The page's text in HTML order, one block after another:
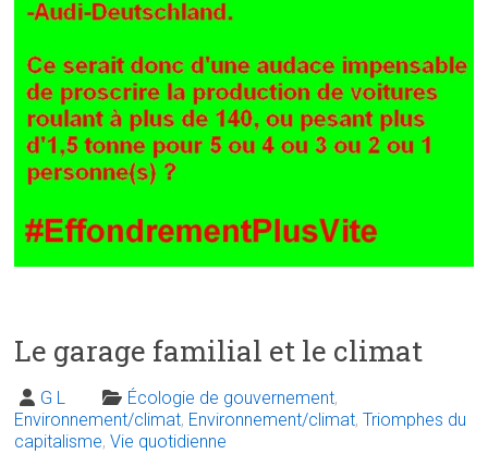
Le garage familial et le climat
G L Écologie de gouvernement,
Environnement/climat, Environnement/climat,Triomphes du
capitalisme,Vie quotidienne